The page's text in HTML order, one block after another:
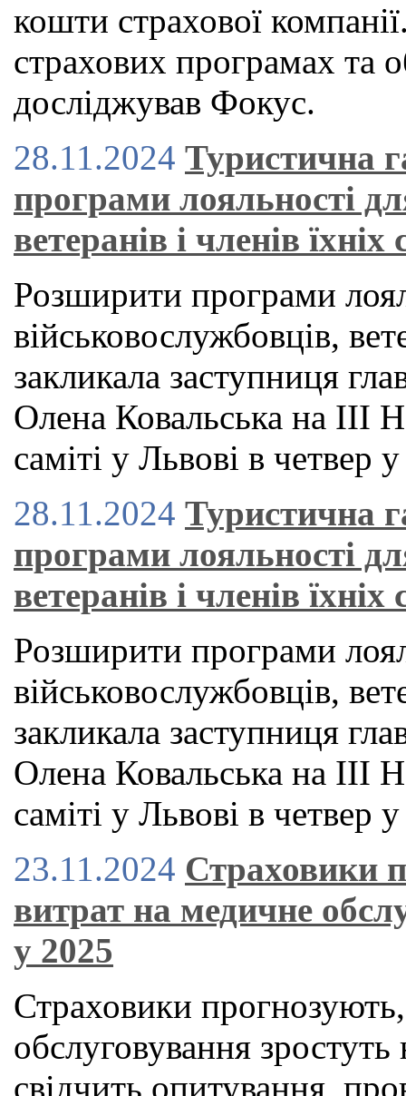
кошти страхової
страхових програмах та
досліджував Фокус.
28.11.2024 Туристична
програми лояльності
ветеранів і членів
Розширити програми
військовослужбовців,
закликала заступниця
Олена Ковальська на ІІІ
саміті у Львові в четвер
28.11.2024 Туристична
програми лояльності
ветеранів і членів
Розширити програми
військовослужбовців,
закликала заступниця
Олена Ковальська на ІІІ
саміті у Львові в четвер
23.11.2024 Страховики
витрат на медичне
у 2025
Страховики
обслуговування
свідчить опитування,